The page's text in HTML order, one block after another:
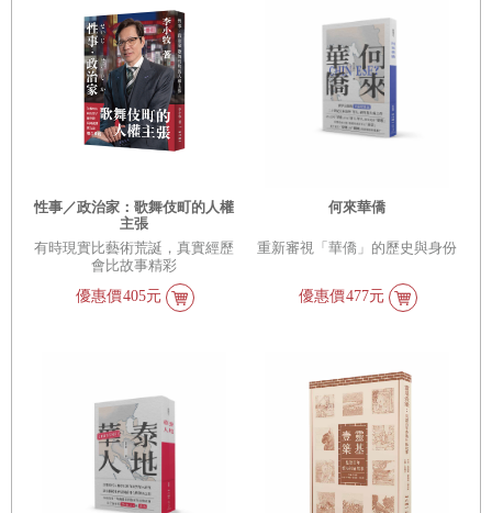
性事／政治家：歌舞伎町的人權
主張
有時現實比藝術荒誕，真實經歷
會比故事精彩
優惠價405元
何來華僑
重新審視「華僑」的歷史與身份
優惠價477元